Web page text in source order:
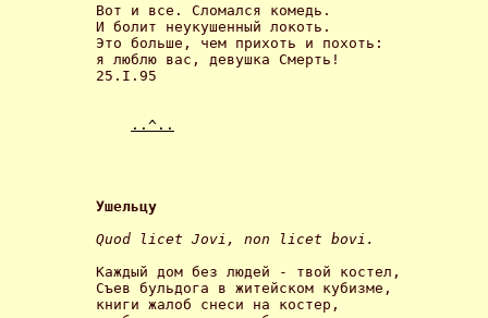
Вот и все. Сломался комедь.
И болит неукушенный локоть.
Это больше, чем прихоть и похоть:
я люблю вас, девушка Смерть!
25.I.95
..^..
Ушельцу
Quod licet Jovi, non licet bovi.
Каждый дом без людей - твой костел,
Съев бульдога в житейском кубизме,
книги жалоб снеси на костер,